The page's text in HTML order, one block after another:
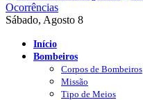
Ocorrências
Sábado, Agosto 8
Início
Bombeiros
Corpos de Bombeiros
Missão
Tipo de Meios